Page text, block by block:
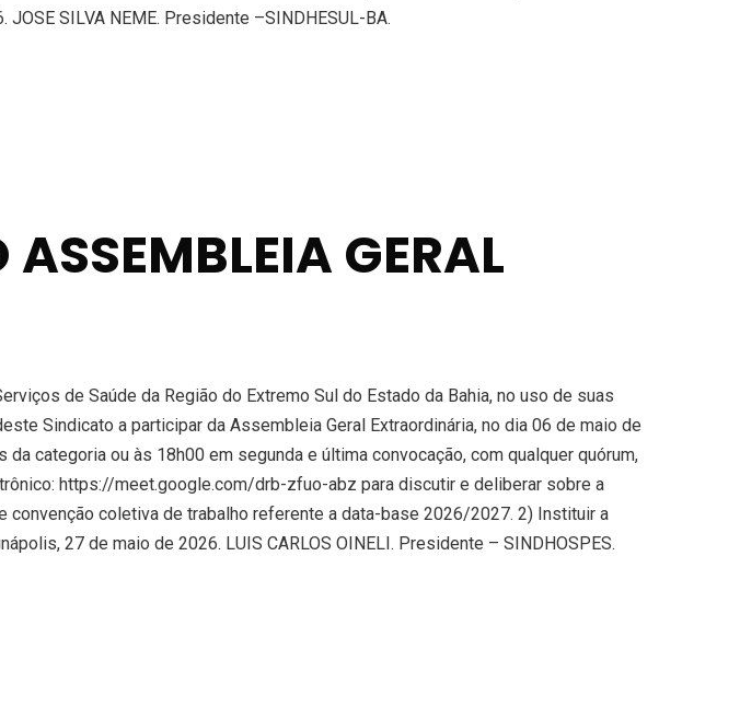
SILVA NEME. Presidente –SINDHESUL-BA.
GERAL
de Saúde da Região do Extremo Sul do Estado da Bahia, no uso de suas
Sindicato a participar da Assembleia Geral Extraordinária, no dia 06 de maio de
categoria ou às 18h00 em segunda e última convocação, com qualquer quórum,
https://meet.google.com/drb-zfuo-abz para discutir e deliberar sobre a
coletiva de trabalho referente a data-base 2026/2027. 2) Instituir a
27 de maio de 2026. LUIS CARLOS OINELI. Presidente – SINDHOSPES.